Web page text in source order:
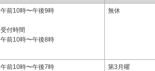
午前10時〜午後9時
受付時間
午前10時〜午後8時
無休
午前10時〜午後7時 第3月曜